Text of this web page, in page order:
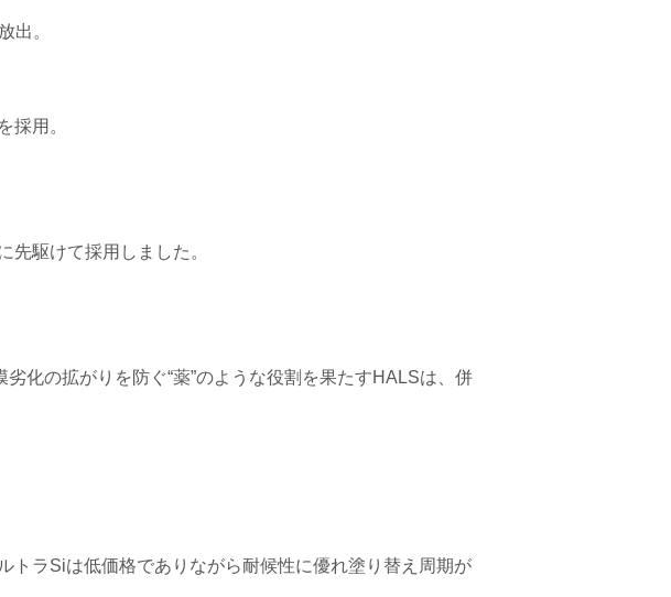
出。
採用。
駆けて採用しました。
化の拡がりを防ぐ“薬”のような役割を果たすHALSは、併
トラSiは低価格でありながら耐候性に優れ塗り替え周期が